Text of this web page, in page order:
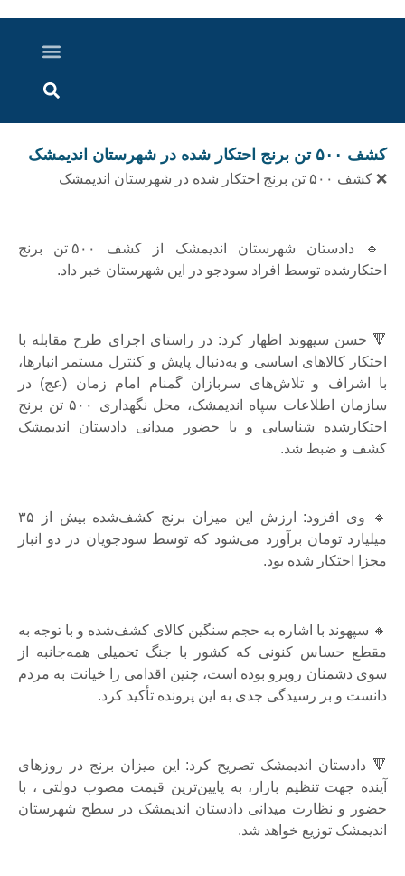
کشف ۵۰۰ تن برنج احتکار شده در شهرستان اندیمشک
❌ کشف ۵۰۰ تن برنج احتکار شده در شهرستان اندیمشک
🔹 دادستان شهرستان اندیمشک از کشف ۵۰۰ تن برنج
احتکارشده توسط افراد سودجو در این شهرستان خبر داد.
🔻 حسن سپهوند اظهار کرد: در راستای اجرای طرح مقابله با
احتکار کالاهای اساسی و به‌دنبال پایش و کنترل مستمر انبارها،
با اشراف و تلاش‌های سربازان گمنام امام زمان (عج) در
سازمان اطلاعات سپاه اندیمشک، محل نگهداری ۵۰۰ تن برنج
احتکارشده شناسایی و با حضور میدانی دادستان اندیمشک
کشف و ضبط شد.
🔹 وی افزود: ارزش این میزان برنج کشف‌شده بیش از ۳۵
میلیارد تومان برآورد می‌شود که توسط سودجویان در دو انبار
مجزا احتکار شده بود.
🔸 سپهوند با اشاره به حجم سنگین کالای کشف‌شده و با توجه به
مقطع حساس کنونی که کشور با جنگ تحمیلی همه‌جانبه از
سوی دشمنان روبرو بوده است، چنین اقدامی را خیانت به مردم
دانست و بر رسیدگی جدی به این پرونده تأکید کرد.
🔻 دادستان اندیمشک تصریح کرد: این میزان برنج در روزهای
آینده جهت تنظیم بازار، به پایین‌ترین قیمت مصوب دولتی ، با
حضور و نظارت میدانی دادستان اندیمشک در سطح شهرستان
اندیمشک توزیع خواهد شد.